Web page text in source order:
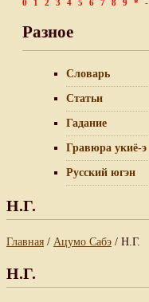
0
1 2 3 4 5 6 7 8 9 * -
Разное
Словарь
Статьи
Гадание
Гравюра укиё-э
Русский югэн
Н.Г.
Главная / Ацумо Сабэ / Н.Г.
Н.Г.